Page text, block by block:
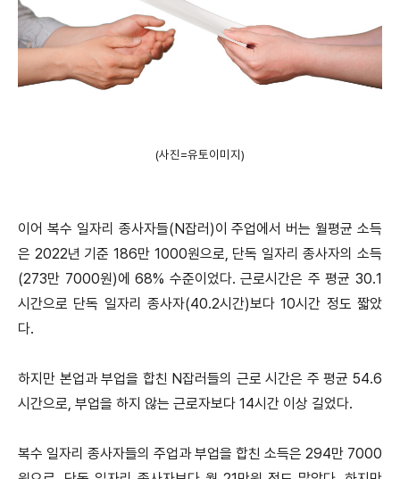
(사진=유토이미지)
이어 복수 일자리 종사자들(N잡러)이 주업에서 버는 월평균 소득
은 2022년 기준 186만 1000원으로, 단독 일자리 종사자의 소득
(273만 7000원)에 68% 수준이었다. 근로시간은 주 평균 30.1
시간으로 단독 일자리 종사자(40.2시간)보다 10시간 정도 짧았
다.
하지만 본업과 부업을 합친 N잡러들의 근로 시간은 주 평균 54.6
시간으로, 부업을 하지 않는 근로자보다 14시간 이상 길었다.
복수 일자리 종사자들의 주업과 부업을 합친 소득은 294만 7000